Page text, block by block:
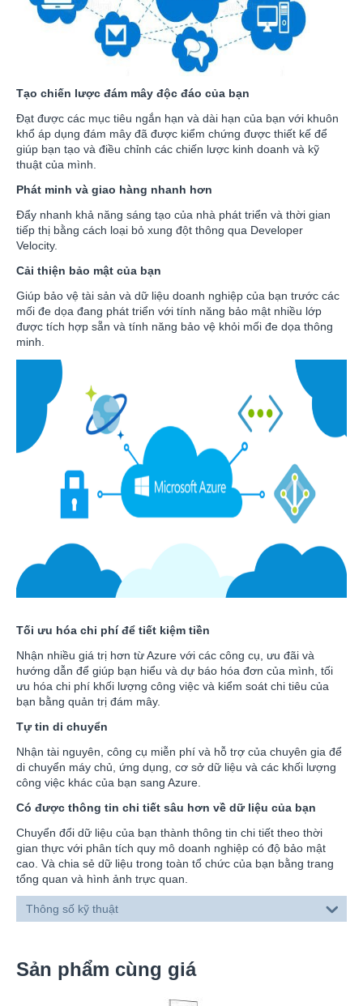
Tạo chiến lược đám mây độc đáo của bạn
Đạt được các mục tiêu ngắn hạn và dài hạn của bạn với khuôn
khổ áp dụng đám mây đã được kiểm chứng được thiết kế để
giúp bạn tạo và điều chỉnh các chiến lược kinh doanh và kỹ
thuật của mình.
Phát minh và giao hàng nhanh hơn
Đẩy nhanh khả năng sáng tạo của nhà phát triển và thời gian
tiếp thị bằng cách loại bỏ xung đột thông qua Developer
Velocity.
Cải thiện bảo mật của bạn
Giúp bảo vệ tài sản và dữ liệu doanh nghiệp của bạn trước các
mối đe dọa đang phát triển với tính năng bảo mật nhiều lớp
được tích hợp sẵn và tính năng bảo vệ khỏi mối đe dọa thông
minh.
Tối ưu hóa chi phí để tiết kiệm tiền
Nhận nhiều giá trị hơn từ Azure với các công cụ, ưu đãi và
hướng dẫn để giúp bạn hiểu và dự báo hóa đơn của mình, tối
ưu hóa chi phí khối lượng công việc và kiểm soát chi tiêu của
bạn bằng quản trị đám mây.
Tự tin di chuyển
Nhận tài nguyên, công cụ miễn phí và hỗ trợ của chuyên gia để
di chuyển máy chủ, ứng dụng, cơ sở dữ liệu và các khối lượng
công việc khác của bạn sang Azure.
Có được thông tin chi tiết sâu hơn về dữ liệu của bạn
Chuyển đổi dữ liệu của bạn thành thông tin chi tiết theo thời
gian thực với phân tích quy mô doanh nghiệp có độ bảo mật
cao. Và chia sẻ dữ liệu trong toàn tổ chức của bạn bằng trang
tổng quan và hình ảnh trực quan.
Thông số kỹ thuật
Sản phẩm cùng giá